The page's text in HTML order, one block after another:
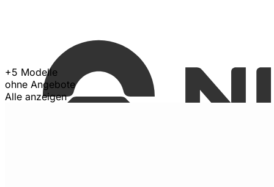
+5 Modelle
ohne Angebote
Alle anzeigen